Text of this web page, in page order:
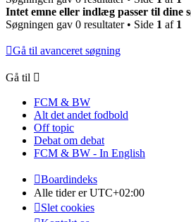
Intet emne eller indlæg passer til dine
Søgningen gav 0 resultater • Side 1 af 1
Gå til avanceret søgning
Gå til
FCM & BW
Alt det andet fodbold
Off topic
Debat om debat
FCM & BW - In English
Boardindeks
Alle tider erUTC+02:00
Slet cookies